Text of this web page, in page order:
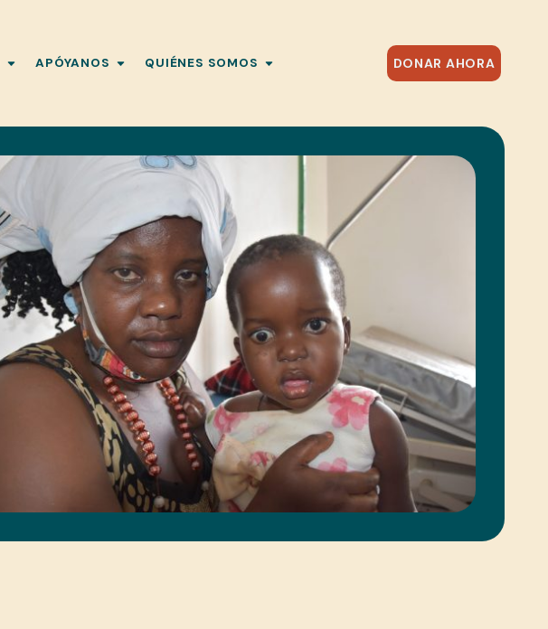
APÓYANOS QUIÉNES SOMOS DONAR AHORA